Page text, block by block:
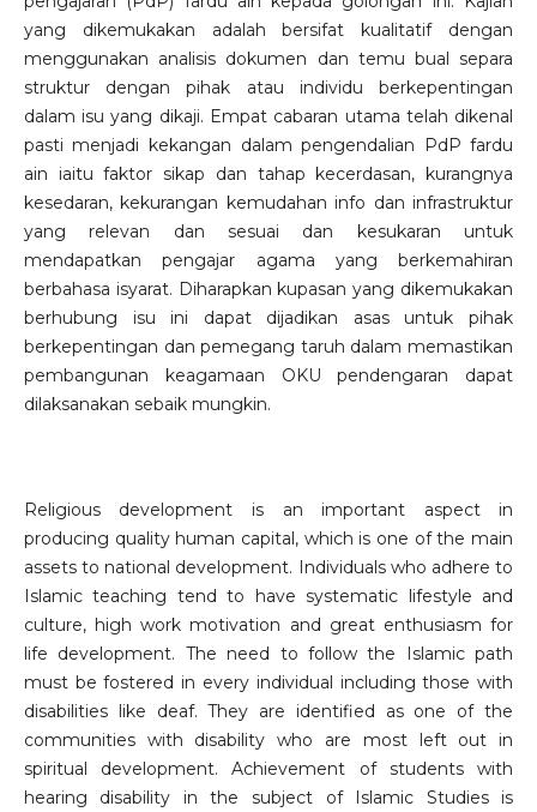
yang dikemukakan adalah bersifat kualitatif dengan
menggunakan analisis dokumen dan temu bual separa
struktur dengan pihak atau individu berkepentingan
dalam isu yang dikaji. Empat cabaran utama telah dikenal
pasti menjadi kekangan dalam pengendalian PdP fardu
ain iaitu faktor sikap dan tahap kecerdasan, kurangnya
kesedaran, kekurangan kemudahan info dan infrastruktur
yang relevan dan sesuai dan kesukaran untuk
mendapatkan pengajar agama yang berkemahiran
berbahasa isyarat. Diharapkan kupasan yang dikemukakan
berhubung isu ini dapat dijadikan asas untuk pihak
berkepentingan dan pemegang taruh dalam memastikan
pembangunan keagamaan OKU pendengaran dapat
dilaksanakan sebaik mungkin.
Religious development is an important aspect in
producing quality human capital, which is one of the main
assets to national development. Individuals who adhere to
Islamic teaching tend to have systematic lifestyle and
culture, high work motivation and great enthusiasm for
life development. The need to follow the Islamic path
must be fostered in every individual including those with
disabilities like deaf. They are identified as one of the
communities with disability who are most left out in
spiritual development. Achievement of students with
hearing disability in the subject of Islamic Studies is